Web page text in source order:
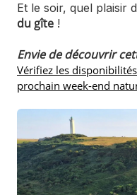
Et le soir, quel plaisir
du gîte !
Envie de découvrir
Vérifiez les
prochain week-end